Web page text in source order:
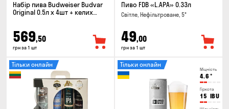
Набір пива Budweiser Budvar
Original 0.5л х 4шт + келих
569,50
грн за 1 шт
Пиво FDB «L.APA» 0.33л
Світле, Нефільтроване, 5°
49,00
грн за 1 шт
Тільки онлайн
Міцність
4.6 °
Гіркота
15 IBU
Тільки онлайн